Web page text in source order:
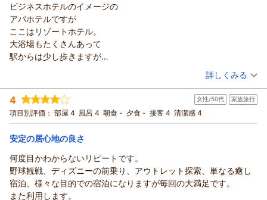
アパホテル＆リゾート〈東京ベイ幕張〉からの返信
この度はアパホテル＆リゾート〈東京ベイ幕張〉をご利用いた
だきまして誠にありがとうございます。
ご宿泊の際、当館のアクセスに関してお褒めの言葉をいただ
き、スタッフ一同大変嬉しく存じます。
当館は最寄りJR京葉線「海浜幕張駅」から徒歩7分であり、幕
張メッセだけでなく、マリンスタジアム等各イベント会場まで
も徒歩圏内と大変好立地で、多くのお客様からご好評いただい
ております。
ぜひ次回ご宿泊の際も当館をお選びいただけたら幸いですござ
います。
フロント 山本
（返信日：2026/07/31）
ビジネスホテルのイメージの
アパホテルですが
ここはリゾートホテル。
大浴場もたくさんあって
駅からは少し歩きますが
スタッフも皆さん良い方々です。
（投稿日：2026/07/27）
宿泊時期： 2026年06月宿泊 (出張)
投稿者： 桜吹雪さん (男性/40代)
宿泊プラン： 素泊まり ダブル 食事なし
宿泊価格帯： 6,001～7,000円(大人一人あたり/税込)
この度はアパホテル＆リゾート〈東京ベイ幕張〉をご利用いた
だきまして誠にありがとうございます。
数あるホテルの中、お選びいただき光栄でございます。
詳しくみる
4 女性/50代 家族旅行
項目別評価： 部屋 4 風呂 4 朝食 - 夕食 - 接客 4 清潔感 4
安定の居心地の良さ
何度目かわからないリピートです。
野球観戦、ディズニーの前乗り、アウトレット探索、単なる癒し
宿泊、様々な目的での宿泊になりますが毎回の大満足です。
また利用します。